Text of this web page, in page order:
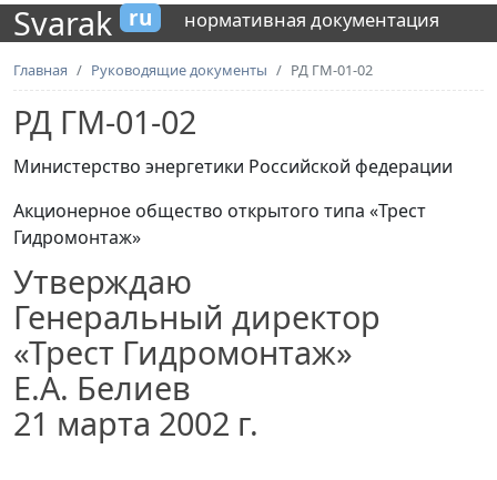
Svarak ru нормативная документация
Главная Руководящие документы РД ГМ-01-02
РД ГМ-01-02
Министерство энергетики Российской федерации
Акционерное общество открытого типа «Трест
Гидромонтаж»
Утверждаю
Генеральный директор
«Трест Гидромонтаж»
Е.А. Белиев
21 марта 2002 г.